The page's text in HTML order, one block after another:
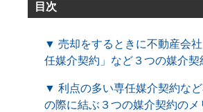
目次
▼ 売却をするときに不動産会
任媒介契約」など３つの媒介契
▼ 利点の多い専任媒介契約な
の際に結ぶ３つの媒介契約のメ